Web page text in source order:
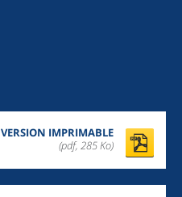
VERSION IMPRIMABLE
(pdf, 285 Ko)